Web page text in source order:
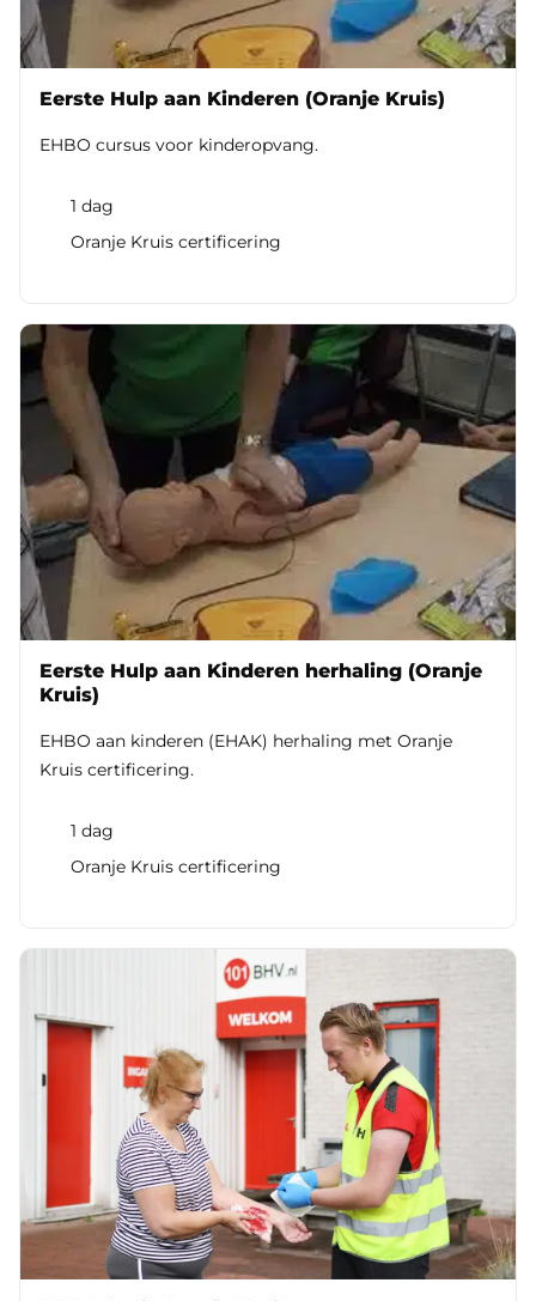
Eerste Hulp aan Kinderen (Oranje Kruis)
EHBO cursus voor kinderopvang.
1 dag
Oranje Kruis certificering
Eerste Hulp aan Kinderen herhaling (Oranje
Kruis)
EHBO aan kinderen (EHAK) herhaling met Oranje
Kruis certificering.
1 dag
Oranje Kruis certificering